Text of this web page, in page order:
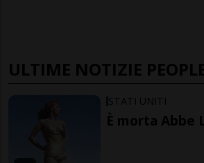
ULTIME NOTIZIE
STATI UNITI
È morta Abbe